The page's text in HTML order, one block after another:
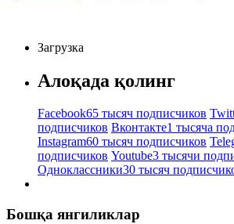
Загрузка
Алоқада қолинг
Facebook65 тысяч подписчиков
подписчиков Вконтакте1 тысяча
Instagram60 тысяч подписчиков
подписчиков Youtube3 тысячи
Одноклассники30 тысяч
Бошқа янгиликлар